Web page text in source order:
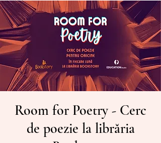
Room for Poetry - Cerc
de poezie la librăria